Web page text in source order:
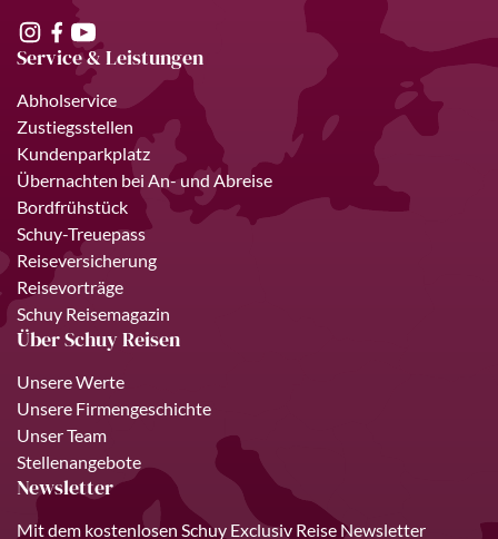
Service & Leistungen
Abholservice
Zustiegsstellen
Kundenparkplatz
Übernachten bei An- und Abreise
Bordfrühstück
Schuy-Treuepass
Reiseversicherung
Reisevorträge
Schuy Reisemagazin
Über Schuy Reisen
Unsere Werte
Unsere Firmengeschichte
Unser Team
Stellenangebote
Newsletter
Mit dem kostenlosen Schuy Exclusiv Reise Newsletter